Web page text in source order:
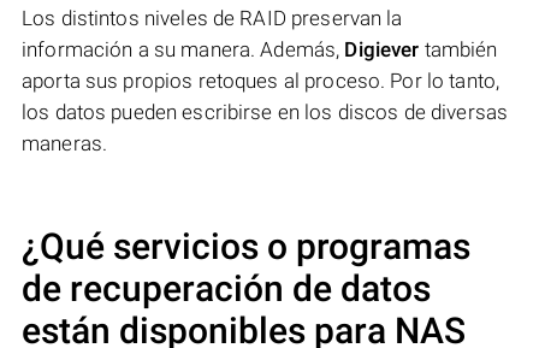
Los distintos niveles de RAID preservan la
información a su manera. Además, Digiever también
aporta sus propios retoques al proceso. Por lo tanto,
los datos pueden escribirse en los discos de diversas
maneras.
¿Qué servicios o programas
de recuperación de datos
están disponibles para NAS